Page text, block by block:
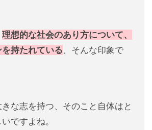
理想的な社会のあり方について、
持たれている、そんな印象で
な志を持つ、そのこと自体はと
ですよね。